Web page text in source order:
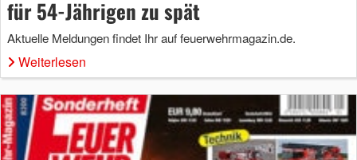
für 54-Jährigen zu spät
Aktuelle Meldungen findet Ihr auf feuerwehrmagazin.de.
Weiterlesen